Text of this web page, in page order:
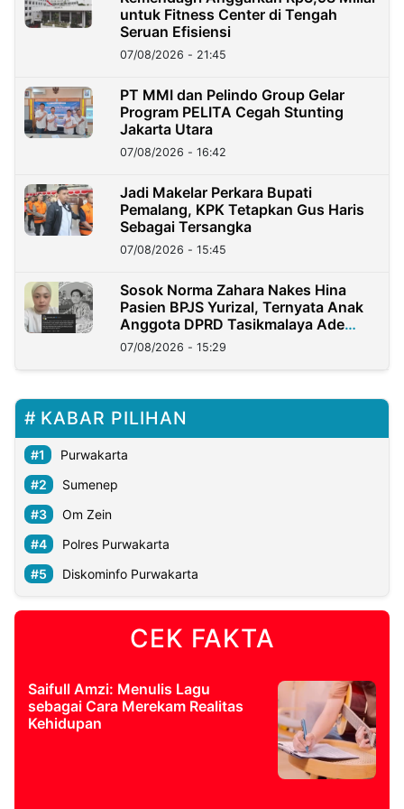
untuk Fitness Center di Tengah
Seruan Efisiensi
07/08/2026 - 21:45
PT MMI dan Pelindo Group Gelar
Program PELITA Cegah Stunting
Jakarta Utara
07/08/2026 - 16:42
Jadi Makelar Perkara Bupati
Pemalang, KPK Tetapkan Gus Haris
Sebagai Tersangka
07/08/2026 - 15:45
Sosok Norma Zahara Nakes Hina
Pasien BPJS Yurizal, Ternyata Anak
Anggota DPRD Tasikmalaya Ade
Lukman
07/08/2026 - 15:29
KABAR PILIHAN
Purwakarta
Sumenep
Om Zein
Polres Purwakarta
Diskominfo Purwakarta
CEK FAKTA
Saifull Amzi: Menulis Lagu
sebagai Cara Merekam Realitas
Kehidupan